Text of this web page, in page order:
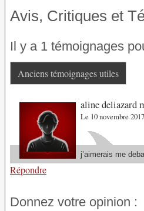
Avis, Critiques et
Il y a 1 témoignages
Anciens témoignages utiles
aline deliazard
Le 10 novembre
j’aimerais me
Répondre
Donnez votre opinion :